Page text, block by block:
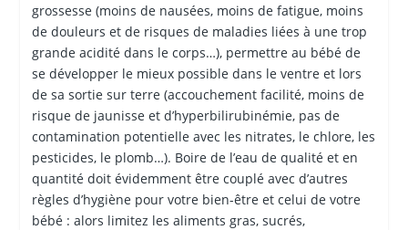
grossesse (moins de nausées, moins de fatigue, moins
de douleurs et de risques de maladies liées à une trop
grande acidité dans le corps…), permettre au bébé de
se développer le mieux possible dans le ventre et lors
de sa sortie sur terre (accouchement facilité, moins de
risque de jaunisse et d’hyperbilirubinémie, pas de
contamination potentielle avec les nitrates, le chlore, les
pesticides, le plomb…). Boire de l’eau de qualité et en
quantité doit évidemment être couplé avec d’autres
règles d’hygiène pour votre bien-être et celui de votre
bébé : alors limitez les aliments gras, sucrés,